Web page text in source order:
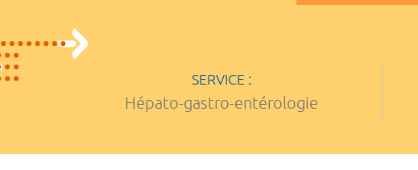
SERVICE :
Hépato-gastro-entérologie